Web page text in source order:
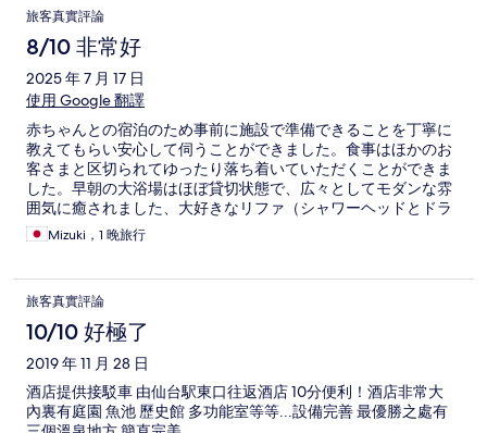
旅客真實評論
8/10 非常好
2025 年 7 月 17 日
使用 Google 翻譯
赤ちゃんとの宿泊のため事前に施設で準備できることを丁寧に
教えてもらい安心して伺うことができました。食事はほかのお
客さまと区切られてゆったり落ち着いていただくことができま
した。早朝の大浴場はほぼ貸切状態で、広々としてモダンな雰
囲気に癒されました、大好きなリファ（シャワーヘッドとドラ
イヤー）にテンションが上がりました。ひとつ残念だったのは
貸切風呂が思ったより寛げなかったことです。とは言え全体と
Mizuki，1 晚旅行
旅客真實評論
10/10 好極了
2019 年 11 月 28 日
酒店提供接駁車 由仙台駅東口往返酒店 10分便利！酒店非常大
內裏有庭園 魚池 歷史館 多功能室等等...設備完善 最優勝之處有